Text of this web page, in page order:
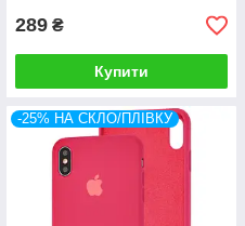
289 ₴
Купити
-25% НА СКЛО/ПЛІВКУ